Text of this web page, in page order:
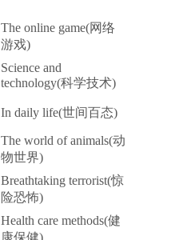
The online game(网络
游戏)
Science and
technology(科学技术)
In daily life(世间百态)
The world of animals(动
物世界)
Breathtaking terrorist(惊
险恐怖)
Health care methods(健
康保健)